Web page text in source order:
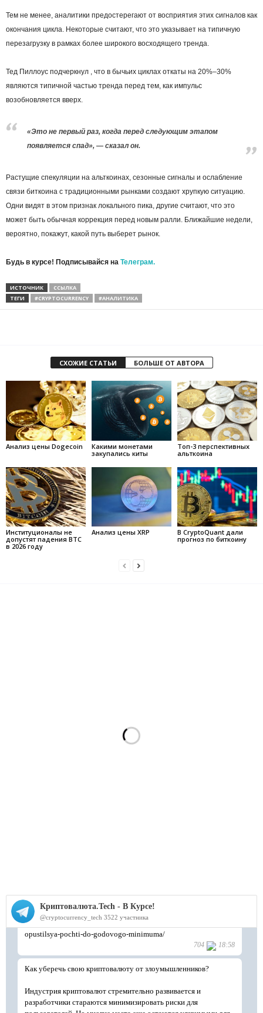
Тем не менее, аналитики предостерегают от восприятия этих сигналов как
окончания цикла. Некоторые считают, что это указывает на типичную
перезагрузку в рамках более широкого восходящего тренда.
Тед Пиллоус подчеркнул , что в бычьих циклах откаты на 20%–30%
являются типичной частью тренда перед тем, как импульс
возобновляется вверх.
«Это не первый раз, когда перед следующим этапом
появляется спад», — сказал он.
Растущие спекуляции на альткоинах, сезонные сигналы и ослабление
связи биткоина с традиционными рынками создают хрупкую ситуацию.
Одни видят в этом признак локального пика, другие считают, что это
может быть обычная коррекция перед новым ралли. Ближайшие недели,
вероятно, покажут, какой путь выберет рынок.
Будь в курсе! Подписывайся на Телеграм.
ИСТОЧНИК
ССЫЛКА
ТЕГИ
#CRYPTOCURRENCY #АНАЛИТИКА
СХОЖИЕ СТАТЬИ БОЛЬШЕ ОТ АВТОРА
Анализ цены Dogecoin
Какими монетами
закупались киты
Топ-3 перспективных
альткоина
Институционалы не
допустят падения BTC
в 2026 году
Анализ цены XRP
В CryptoQuant дали
прогноз по биткоину